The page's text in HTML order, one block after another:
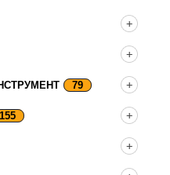
79
155